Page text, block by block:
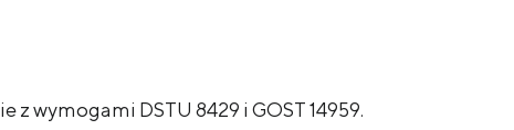
wymogami DSTU 8429 i GOST 14959.